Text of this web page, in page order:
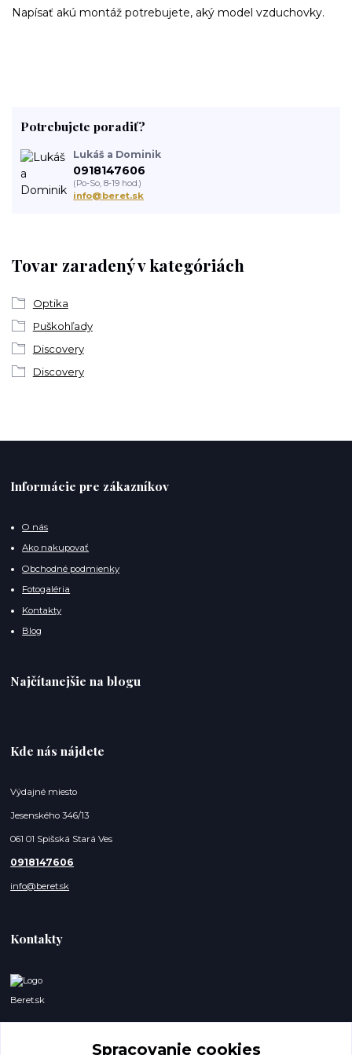
Napísať akú montáž potrebujete, aký model vzduchovky.
Tovar zaradený v kategóriách
Optika
Puškohľady
Discovery
Discovery
Potrebujete poradiť?
Lukáš a Dominik
0918147606
(Po-So, 8-19 hod.)
info@beret.sk
Informácie pre zákazníkov
O nás
Ako nakupovať
Obchodné podmienky
Fotogaléria
Kontakty
Blog
Najčítanejšie na blogu
Kde nás nájdete
Výdajné miesto
Jesenského 346/13
061 01 Spišská Stará Ves
0918147606
info@beret.sk
Kontakty
Beret.sk
0918147606
Spracovanie cookies